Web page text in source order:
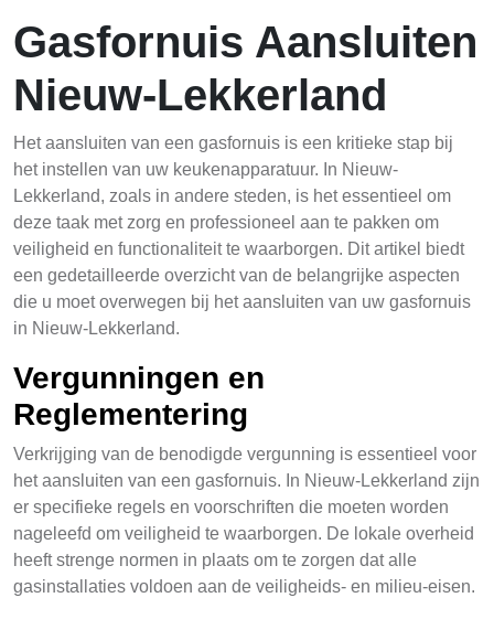
Gasfornuis Aansluiten
Nieuw-Lekkerland
Het aansluiten van een gasfornuis is een kritieke stap bij
het instellen van uw keukenapparatuur. In Nieuw-
Lekkerland, zoals in andere steden, is het essentieel om
deze taak met zorg en professioneel aan te pakken om
veiligheid en functionaliteit te waarborgen. Dit artikel biedt
een gedetailleerde overzicht van de belangrijke aspecten
die u moet overwegen bij het aansluiten van uw gasfornuis
in Nieuw-Lekkerland.
Vergunningen en
Reglementering
Verkrijging van de benodigde vergunning is essentieel voor
het aansluiten van een gasfornuis. In Nieuw-Lekkerland zijn
er specifieke regels en voorschriften die moeten worden
nageleefd om veiligheid te waarborgen. De lokale overheid
heeft strenge normen in plaats om te zorgen dat alle
gasinstallaties voldoen aan de veiligheids- en milieu-eisen.